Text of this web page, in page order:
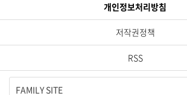
개인정보처리방침
저작권정책
RSS
FAMILY SITE